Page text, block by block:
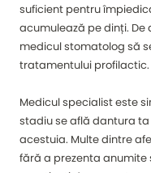
suficient pentru
acumulează pe dinți.
medicul stomatolog să
tratamentului profilactic.
Medicul specialist este
stadiu se află dantura
acestuia. Multe dintre
fără a prezenta anumite